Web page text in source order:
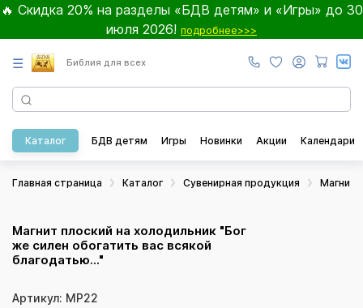
🔥 Скидка 20% на разделы «БДВ детям» и «Игры» до 30
июля 2026! подробнее>>>
☰ Библия для всех
Каталог БДВ детям Игры Новинки Акции Календари
Главная страница Каталог Сувенирная продукция Магниты
Магнит плоский на холодильник "Бог
же силен обогатить вас всякой
благодатью..."
Артикул: МР22